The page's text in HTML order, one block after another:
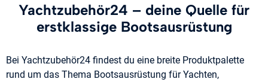
Yachtzubehör24 – deine Quelle für
erstklassige Bootsausrüstung
Bei Yachtzubehör24 findest du eine breite Produktpalette
rund um das Thema Bootsausrüstung für Yachten,